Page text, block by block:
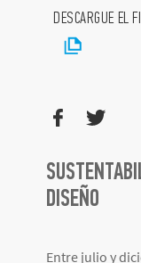
DESCARGUE EL
DISEÑO
Entre julio y